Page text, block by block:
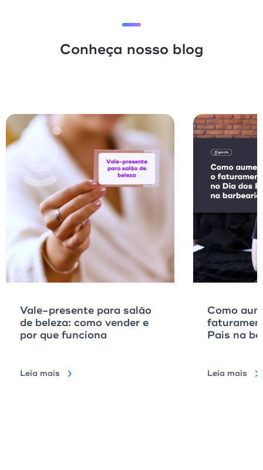
Conheça nosso blog
Vendas
Vale-presente para salão
de beleza: como vender e
por que funciona
Leia mais
Como
Pais na
Leia mais